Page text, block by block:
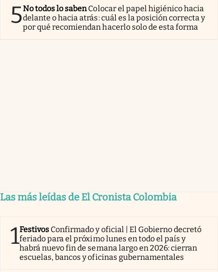
5No todos lo sabenColocar el papel higiénico hacia
delante o hacia atrás: cuál es la posición correcta y
por qué recomiendan hacerlo solo de esta forma
Las más leídas de El Cronista Colombia
1Festivos Confirmado y oficial | El Gobierno decretó
feriado para el próximo lunes en todo el país y
habrá nuevo fin de semana largo en 2026: cierran
escuelas, bancos y oficinas gubernamentales